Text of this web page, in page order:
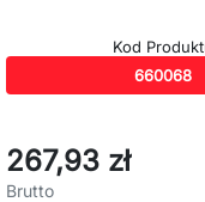
Kod
660068
267,93 zł
Brutto